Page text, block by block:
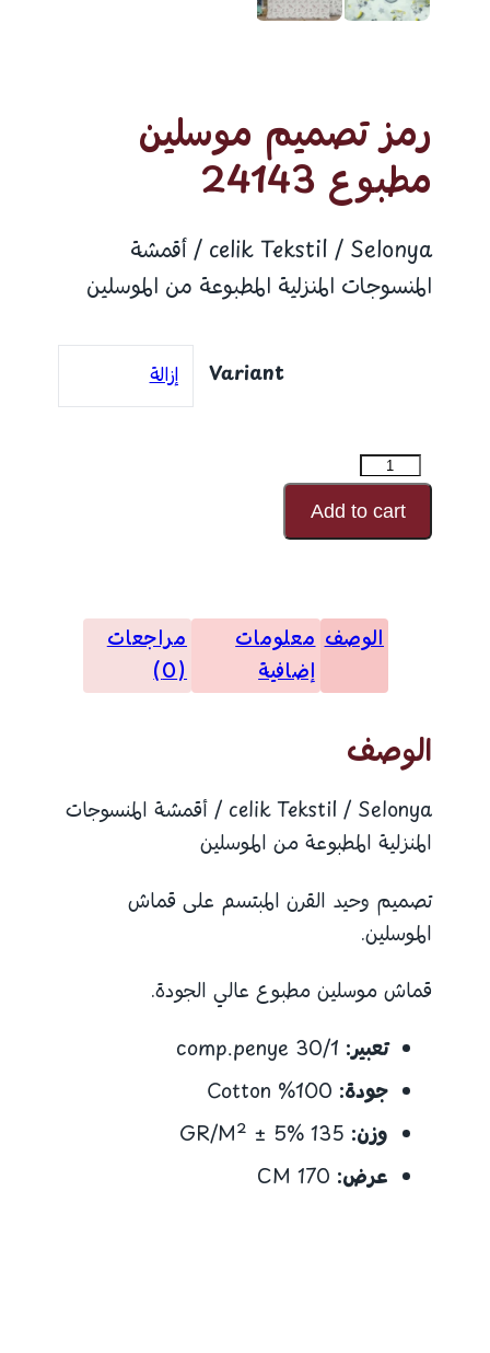
رمز تصميم موسلين
مطبوع 24143
celik Tekstil / Selonya / أقمشة
المنسوجات المنزلية المطبوعة من الموسلين
Variant إزالة
كمية
رمز
تصميم
24143
Add to cart
الوصف معلومات
إضافية
مراجعات
(0)
الوصف
celik Tekstil / Selonya / أقمشة المنسوجات
المنزلية المطبوعة من الموسلين
تصميم وحيد القرن المبتسم على قماش
الموسلين.
قماش موسلين مطبوع عالي الجودة.
تعبير: 30/1 comp.penye
جودة:
وزن:
عرض: